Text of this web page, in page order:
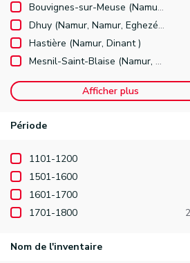
Bouvignes-sur-Meuse (Namur, Dinant, Dinant )
Dhuy (Namur, Namur, Eghezée )
Hastière (Namur, Dinant )
Mesnil-Saint-Blaise (Namur, Dinant, Houyet )
Afficher plus
Période
1101-1200
1501-1600
1601-1700
1701-1800
Nom de l'inventaire